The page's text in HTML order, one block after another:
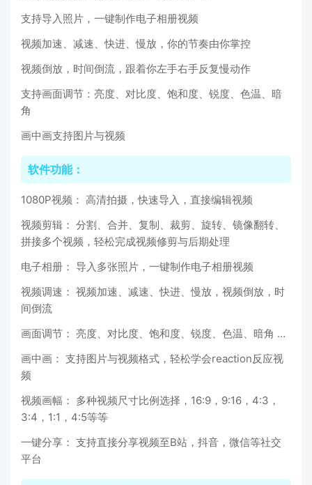
支持导入照片，一键制作电子相册视频
视频加速、减速、快进、慢放，你的节奏由你掌控
视频倒放，时间倒流，跟着你左手右手反复慢动作
支持画面调节：亮度、对比度、饱和度、锐度、色温、暗
角
画中画支持图片与视频
软件功能：
1080P视频： 高清拍摄，快速导入，直接编辑视频
视频剪辑： 分割、合并、复制、裁剪、旋转、镜像翻转、
拼接多个视频，轻松完成视频修剪与后期处理
电子相册： 导入多张照片，一键制作电子相册视频
视频调速： 视频加速、减速、快进、慢放，视频倒放，时
间倒流
画面调节： 亮度、对比度、饱和度、锐度、色温、暗角 …
画中画： 支持图片与视频格式，轻松学会reaction反应视
频
视频画幅： 多种视频尺寸比例选择，16:9，9:16，4:3，
3:4，1:1，4:5等等
一键分享： 支持直接分享视频至B站，抖音，微信等社交
平台